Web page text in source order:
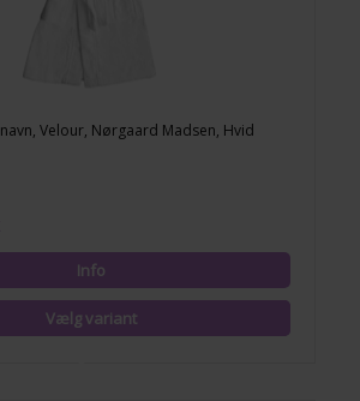
Velour, Nørgaard Madsen, Hvid